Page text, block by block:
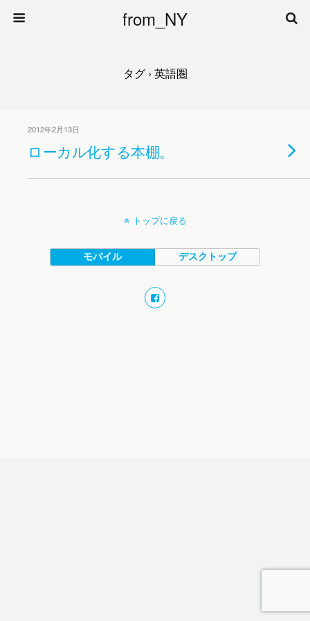
from_NY
タグ › 英語圏
2012年2月13日
ローカル化する本棚。
トップに戻る
モバイル デスクトップ